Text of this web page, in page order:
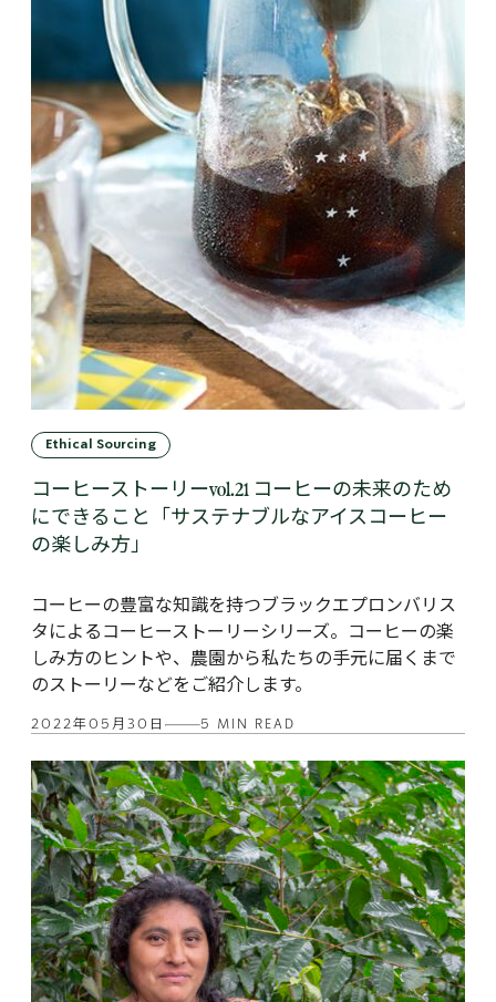
Ethical Sourcing
コーヒーストーリーvol.21 コーヒーの未来のため
にできること「サステナブルなアイスコーヒー
の楽しみ方」
コーヒーの豊富な知識を持つブラックエプロンバリス
タによるコーヒーストーリーシリーズ。コーヒーの楽
しみ方のヒントや、農園から私たちの手元に届くまで
のストーリーなどをご紹介します。
2022年05月30日 5 MIN READ